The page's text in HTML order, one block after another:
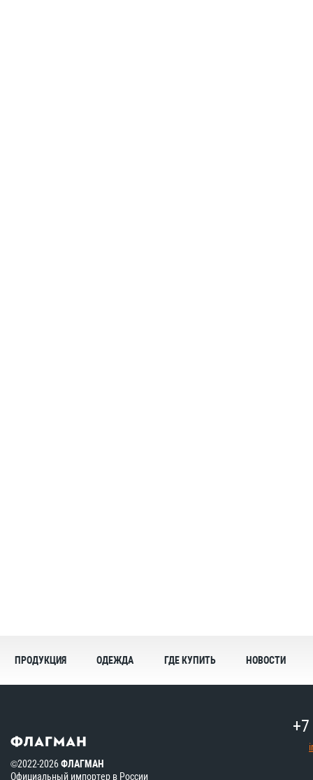
ПРОДУКЦИЯ ОДЕЖДА ГДЕ КУПИТЬ НОВОСТИ
©2022-2026ФЛАГМАН
Официальный импортер в России